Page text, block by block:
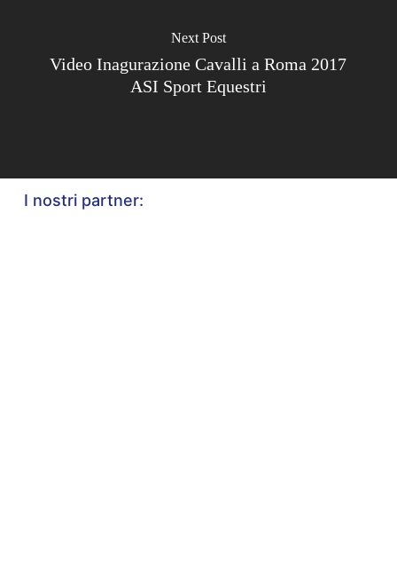
Next Post
Video Inagurazione Cavalli a Roma 2017
ASI Sport Equestri
I nostri partner: